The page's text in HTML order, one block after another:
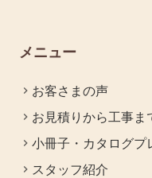
メニュー
お客さまの声
お見積りから工事ま
小冊子・カタログプ
スタッフ紹介